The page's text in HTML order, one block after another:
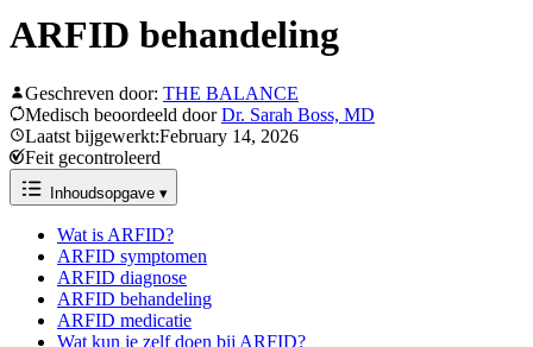
ARFID behandeling
Geschreven door: THE BALANCE
Medisch beoordeeld doorDr. Sarah Boss, MD
Laatst bijgewerkt:February 14, 2026
Feit gecontroleerd
Inhoudsopgave ▾
Wat is ARFID?
ARFID symptomen
ARFID diagnose
ARFID behandeling
ARFID medicatie
Wat kun je zelf doen bij ARFID?